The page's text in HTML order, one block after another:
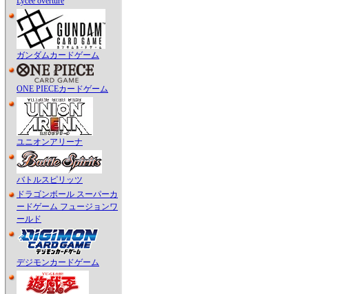
ガンダムカードゲーム
ONE PIECEカードゲーム
ユニオンアリーナ
バトルスピリッツ
ドラゴンボール スーパーカ
ードゲーム フュージョンワ
ールド
デジモンカードゲーム